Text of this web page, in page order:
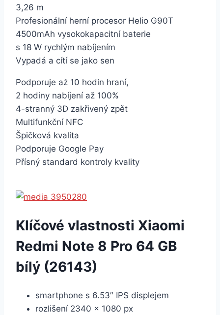
3,26 m
Profesionální herní procesor Helio G90T
4500mAh vysokokapacitní baterie
s 18 W rychlým nabíjením
Vypadá a cítí se jako sen
Podporuje až 10 hodin hraní,
2 hodiny nabíjení až 100%
4-stranný 3D zakřivený zpět
Multifunkční NFC
Špičková kvalita
Podporuje Google Pay
Přísný standard kontroly kvality
Klíčové vlastnosti Xiaomi
Redmi Note 8 Pro 64 GB
bílý (26143)
smartphone s 6.53″ IPS displejem
rozlišení 2340 × 1080 px